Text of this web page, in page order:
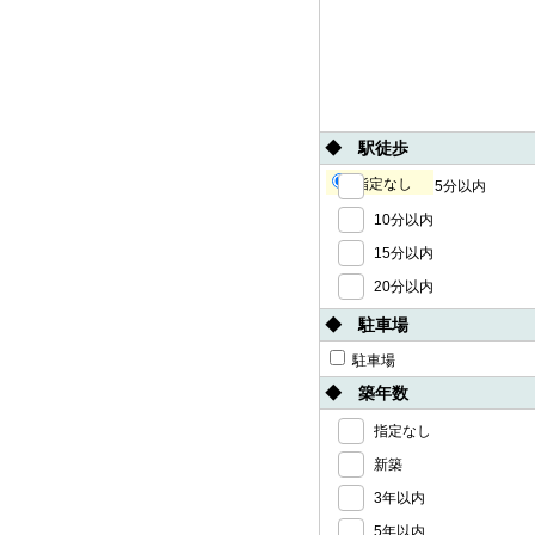
◆ 駅徒歩
指定なし
5分以内
10分以内
15分以内
20分以内
◆ 駐車場
駐車場
◆ 築年数
指定なし
新築
3年以内
5年以内